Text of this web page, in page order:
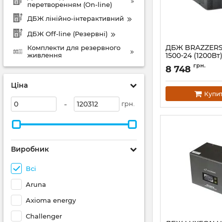
перетворенням (On-line)
ДБЖ лінійно-інтерактивний
ДБЖ Off-line (Резервні)
Комплекти для резервного
живлення
Ціна
- грн.
Виробник
Всі
Aruna
Axioma energy
Challenger
ДБЖ
1500-24
зовнішній АКБ
(LiFePo4/GEL/
заряду 10/20A
Артикул:
8 748 грн.